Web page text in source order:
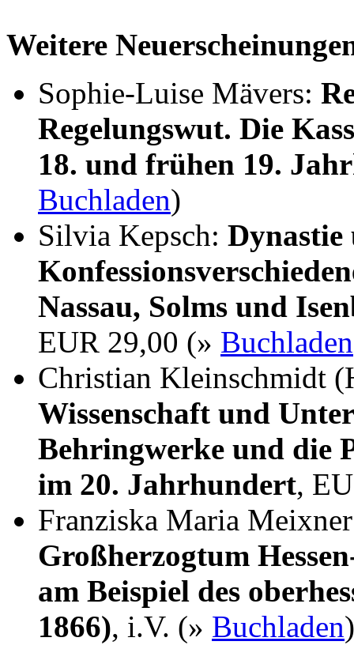
Weitere
Sophie-Luise Mävers:
Regelungswut. Die
18. und frühen 19.
Buchladen)
Silvia Kepsch: Dynastie
Nassau, Solms und
EUR 29,00 (» Buchladen
Christian Kleinschmidt
Wissenschaft und
Behringwerke und die
im 20. Jahrhundert,
Franziska Maria
Großherzogtum
am Beispiel des
1866), i.V. (» Buchladen)